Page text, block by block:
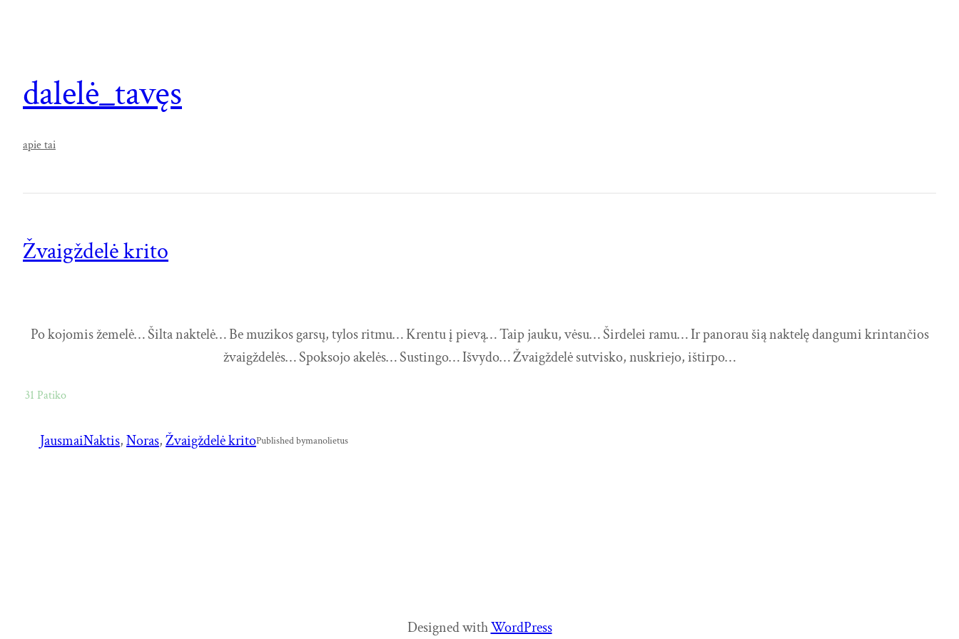
dalelė_tavęs
apie tai
Žvaigždelė krito
Po kojomis žemelė… Šilta naktelė… Be muzikos garsų, tylos ritmu… Krentu į pievą… Taip jauku, vėsu… Širdelei ramu… Ir panorau šią naktelę dangumi krintančios
žvaigždelės… Spoksojo akelės… Sustingo… Išvydo… Žvaigždelė sutvisko, nuskriejo, ištirpo…
31 Patiko
JausmaiNaktis, Noras, Žvaigždelė kritoPublished bymanolietus
Designed withWordPress